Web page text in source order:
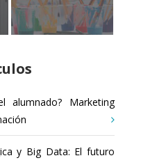
alumnado? Marketing
y Big Data: El futuro